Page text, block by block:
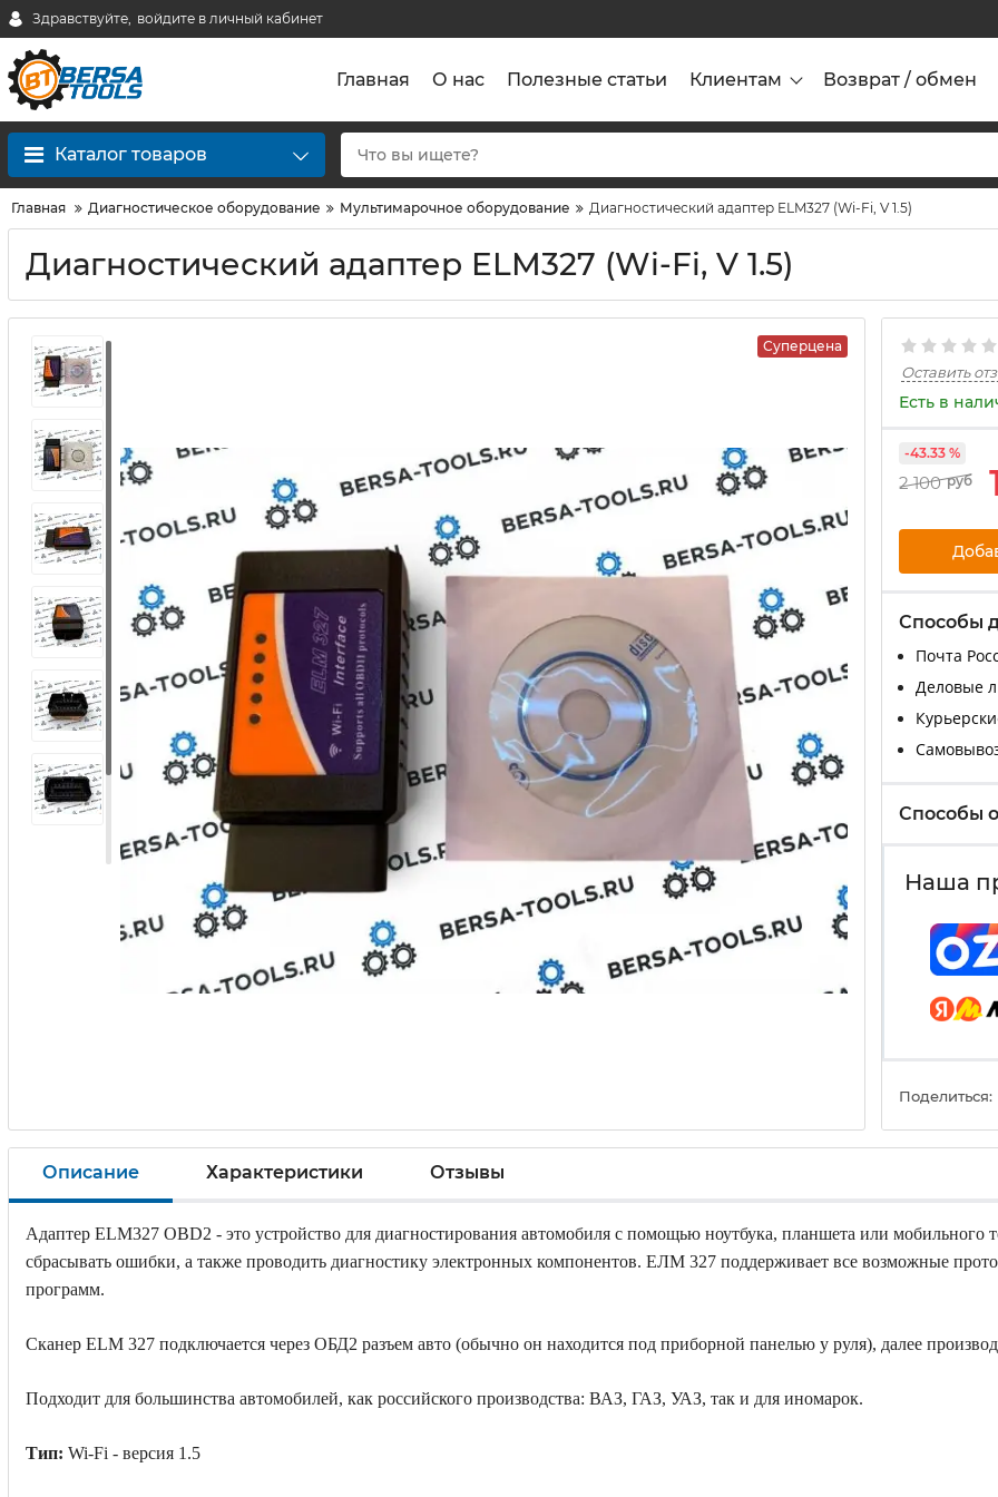
Здравствуйте, войдите в личный кабинет
Главная О нас Полезные статьи Клиентам Возврат / обмен
Каталог товаров
Главная Диагностическое оборудование Мультимарочное оборудование Диагностический адаптер ELM327 (Wi-Fi, V 1.5)
Диагностический адаптер ELM327 (Wi-Fi, V 1.5)
Суперцена
Оставить
Есть в
2 100 руб
-43.33 %
Способы
Почта
Деловые
Способы
Наша
Поделиться:
Описание Характеристики Отзывы
Адаптер ELM327 OBD2 - это устройство для диагностирования автомобиля с помощью ноутбука, планшета или мобильного
сбрасывать ошибки, а также проводить диагностику электронных компонентов. ЕЛМ 327 поддерживает все возможные
программ.
Сканер ELM 327 подключается через ОБД2 разъем авто (обычно он находится под приборной панелью у руля), далее
Подходит для большинства автомобилей, как российского производства: ВАЗ, ГАЗ, УАЗ, так и для иномарок.
Тип: Wi-Fi - версия 1.5